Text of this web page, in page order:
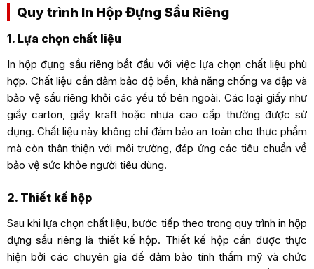
Quy trình In Hộp Đựng Sầu Riêng
1. Lựa chọn chất liệu
In hộp đựng sầu riêng bắt đầu với việc lựa chọn chất liệu phù
hợp. Chất liệu cần đảm bảo độ bền, khả năng chống va đập và
bảo vệ sầu riêng khỏi các yếu tố bên ngoài. Các loại giấy như
giấy carton, giấy kraft hoặc nhựa cao cấp thường được sử
dụng. Chất liệu này không chỉ đảm bảo an toàn cho thực phẩm
mà còn thân thiện với môi trường, đáp ứng các tiêu chuẩn về
bảo vệ sức khỏe người tiêu dùng.
2. Thiết kế hộp
Sau khi lựa chọn chất liệu, bước tiếp theo trong quy trình in hộp
đựng sầu riêng là thiết kế hộp. Thiết kế hộp cần được thực
hiện bởi các chuyên gia để đảm bảo tính thẩm mỹ và chức